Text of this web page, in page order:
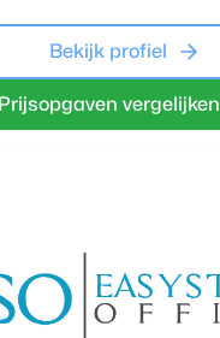
Bekijk profiel
Prijsopgaven vergelijken